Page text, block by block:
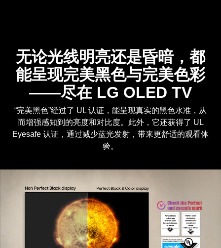
无论光线明亮还是昏暗，都
能呈现完美黑色与完美色彩
——尽在 LG OLED TV
“完美黑色”经过了 UL 认证，能呈现真实的黑色水准，从
而增强感知到的亮度和对比度。此外，它还获得了 UL
Eyesafe 认证，通过减少蓝光发射，带来更舒适的观看体
验。